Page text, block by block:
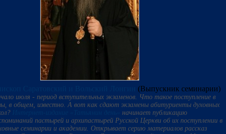
(Выпускник семинарии)
июля - период вступительных экзаменов. Что такое поступление в
в общем, известно. А вот как сдают экзамены абитуриенты духовных
начинает публикацию
пастырей и архипастырей Русской Церкви об их поступлении в
семинарии и академии. Открывает серию материалов рассказ